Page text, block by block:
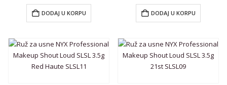
DODAJ U KORPU DODAJ U KORPU